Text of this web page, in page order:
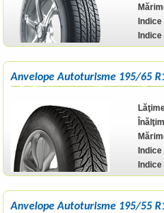
Anvelope Autoturisme 195/65
Anvelope Autoturisme 195/55